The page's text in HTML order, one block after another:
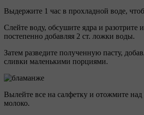
Выдержите 1 час в прохладной воде,
Слейте воду, обсушите ядра и разотрите
постепенно добавляя 2 ст. ложки воды.
Затем разведите полученную пасту,
сливки маленькими порциями.
Вылейте все на салфетку и отожмите
молоко.